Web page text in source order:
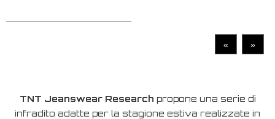
« »
TNT Jeanswear Research propone una serie di
infradito adatte per la stagione estiva realizzate in